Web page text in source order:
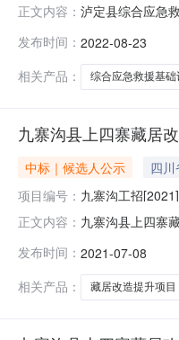
正文内容： 泸定县综合应急
工程项目管理咨
发布时间： 2022-08-23
相关产品：
综合应急救援基础
九寨沟县上四寨藏居
中标｜候选人公示
四
项目编号： 九寨沟工招
正文内容： 九寨沟县上四寨
司招标人联系电
发布时间： 2021-07-08
相关产品：
藏居改造提升项目